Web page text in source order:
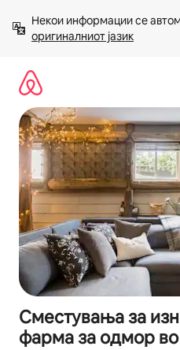
содржина
Некои информации се
оригиналниот јазик
Сместувања за
фарма за одмор